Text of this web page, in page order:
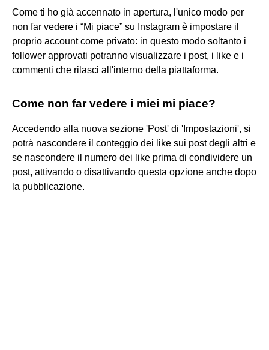
Come ti ho già accennato in apertura, l'unico modo per
non far vedere i “Mi piace” su Instagram è impostare il
proprio account come privato: in questo modo soltanto i
follower approvati potranno visualizzare i post, i like e i
commenti che rilasci all'interno della piattaforma.
Come non far vedere i miei mi piace?
Accedendo alla nuova sezione 'Post' di 'Impostazioni', si
potrà nascondere il conteggio dei like sui post degli altri e
se nascondere il numero dei like prima di condividere un
post, attivando o disattivando questa opzione anche dopo
la pubblicazione.